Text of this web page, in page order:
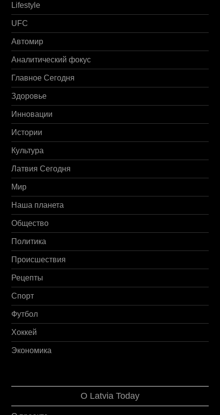
Lifestyle
UFC
Автомир
Аналитический фокус
Главное Сегодня
Здоровье
Инновации
Истории
Культура
Латвия Сегодня
Мир
Наша планета
Общество
Политика
Происшествия
Рецепты
Спорт
Футбол
Хоккей
Экономика
О Latvia Today